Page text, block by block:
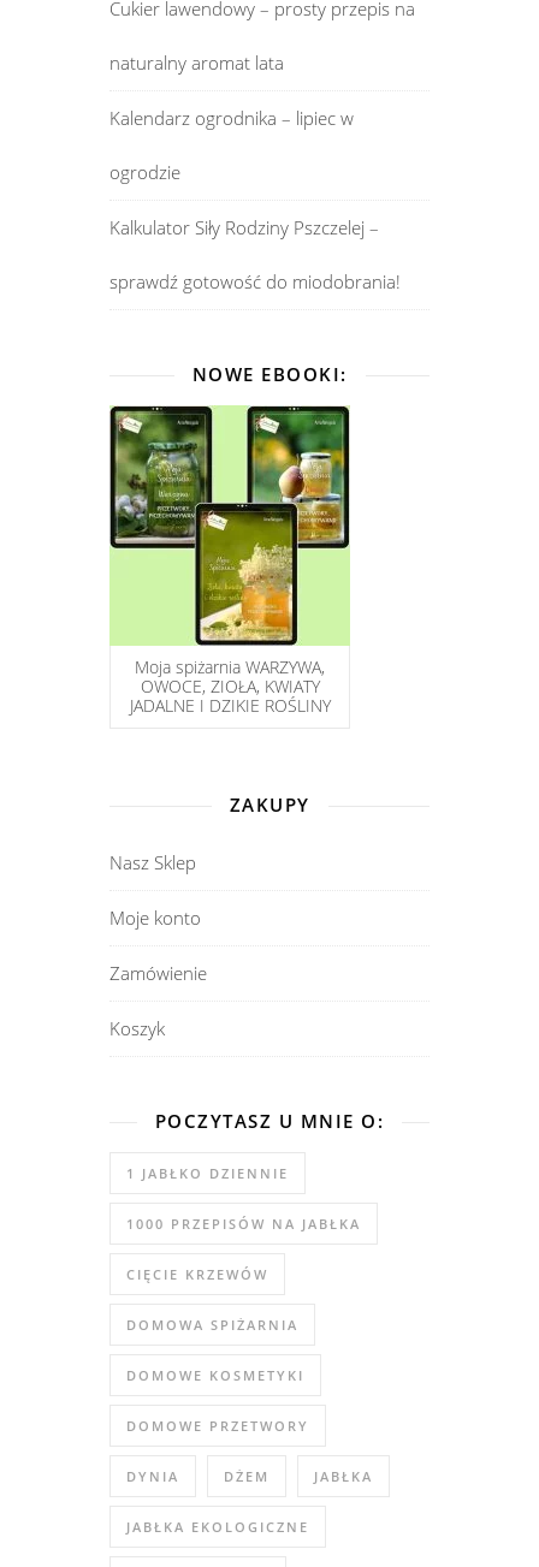
Cukier lawendowy – prosty przepis na
naturalny aromat lata
Kalendarz ogrodnika – lipiec w
ogrodzie
Kalkulator Siły Rodziny Pszczelej –
sprawdź gotowość do miodobrania!
NOWE EBOOKI:
Moja spiżarnia WARZYWA,
OWOCE, ZIOŁA, KWIATY
JADALNE I DZIKIE ROŚLINY
ZAKUPY
Nasz Sklep
Moje konto
Zamówienie
Koszyk
POCZYTASZ U MNIE O:
1 JABŁKO DZIENNIE
1000 PRZEPISÓW NA JABŁKA
CIĘCIE KRZEWÓW
DOMOWA SPIŻARNIA
DOMOWE KOSMETYKI
DOMOWE PRZETWORY
DYNIA DŻEM JABŁKA
JABŁKA EKOLOGICZNE